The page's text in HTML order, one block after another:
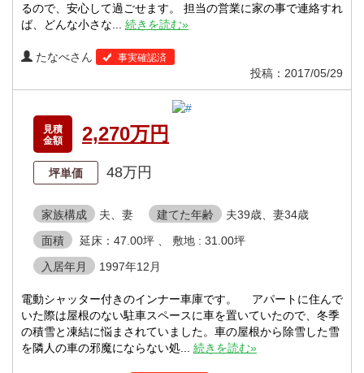
るので、安心して過ごせます。 担当の営業に家の事で連絡すれ
ば、どんな小さな... 続きを読む»
たなべさん 事実確認済
投稿：2017/05/29
見積
金額
2,270万円
坪単価 48万円
家族構成 夫、妻 建てた年齢
夫39歳、妻34歳
面積
延床：47.00坪 、 敷地 : 31.00坪
入居年月
1997年12月
電動シャッター付きのインナー車庫です。 アパートに住んで
いた際は屋根のない駐車スペースに車を置いていたので、冬季
の積雪と凍結に悩まされていました。車の屋根から除雪した雪
を隣人の車の邪魔にならない処... 続きを読む»